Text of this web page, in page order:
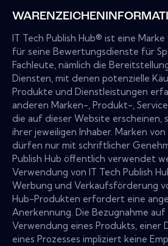
IT Tech Publish Hub® ist eine Marke
für seine Bewertungsdienste für
Fachleute, nämlich die
Diensten, mit denen potenzielle
Produkte und Dienstleistungen
anderen Marken-, Produkt-,
die auf dieser Website erscheinen,
ihrer jeweiligen Inhaber. Marken von
dürfen nur mit schriftlicher
Publish Hub öffentlich verwendet
Verwendung von IT Tech Publish
Werbung und Verkaufsförderung
Hub-Produkten erfordert eine
Anerkennung. Die Bezugnahme
Verwendung eines Produkts, einer
eines Prozesses impliziert keine